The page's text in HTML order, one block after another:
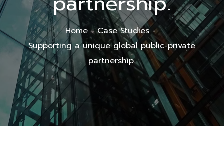
Home
Case Studies
Supporting a unique global public-private
partnership.